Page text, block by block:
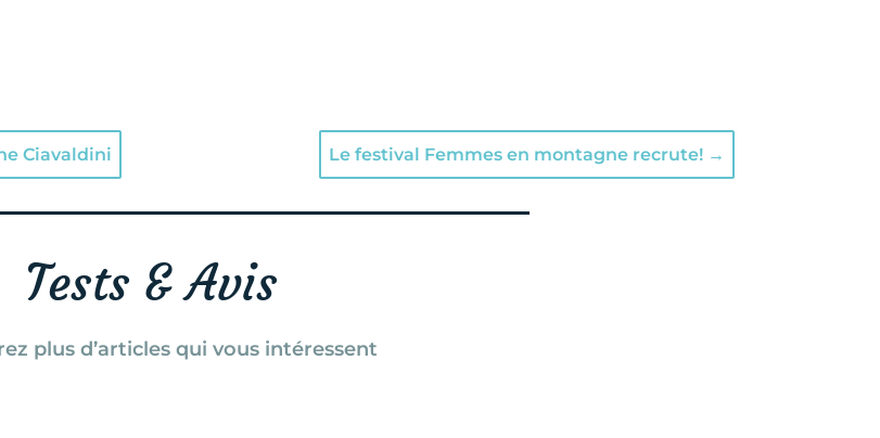
Ciavaldini Le festival Femmes en montagne recrute!→
Tests & Avis
plus d’articles qui vous intéressent